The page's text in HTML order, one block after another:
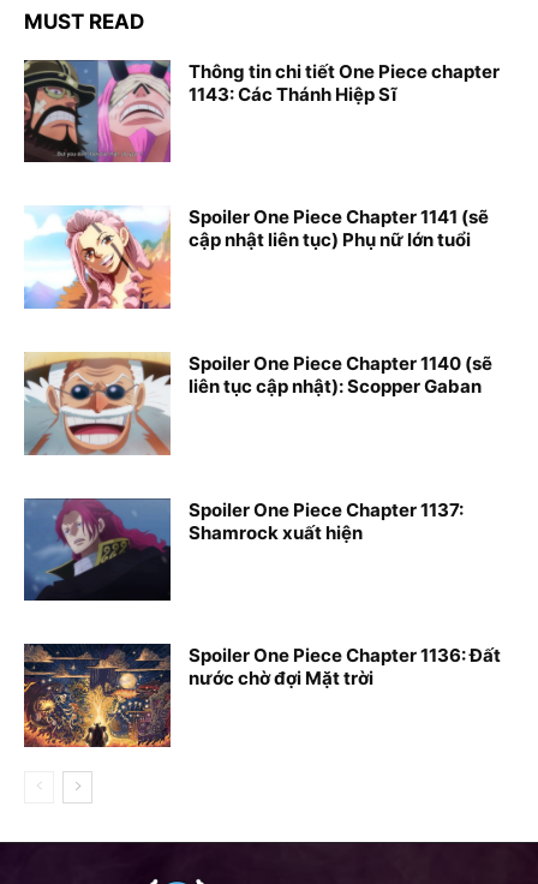
MUST READ
Thông tin chi tiết One Piece chapter
1143: Các Thánh Hiệp Sĩ
Spoiler One Piece Chapter 1141 (sẽ
cập nhật liên tục) Phụ nữ lớn tuổi
Spoiler One Piece Chapter 1140 (sẽ
liên tục cập nhật): Scopper Gaban
Spoiler One Piece Chapter 1137:
Shamrock xuất hiện
Spoiler One Piece Chapter 1136: Đất
nước chờ đợi Mặt trời